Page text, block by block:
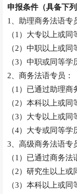
申报条件（具备下列
1、助理商务法语专
（1）大专以上或同
（2）中职以上或同
（3）中职或同等学
2、商务法语专员 ：
（1）已通过助理商
（2）本科以上或同
（3）大专以上或同
（4）大专或同等学
3、高级商务法语专
（1）已通过商务法
（2）研究生以上或
（3）本科以上或同